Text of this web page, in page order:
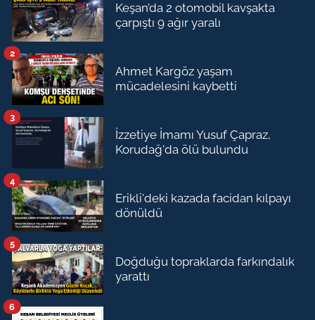
Keşan’da 2 otomobil kavşakta
çarpıştı 9 ağır yaralı
Ahmet Kargöz yaşam
mücadelesini kaybetti
2
İzzetiye İmamı Yusuf Çapraz,
Korudağ'da ölü bulundu
3
Erikli'deki kazada facidan kılpayı
dönüldü
4
Doğduğu topraklarda farkındalık
yarattı
5
6